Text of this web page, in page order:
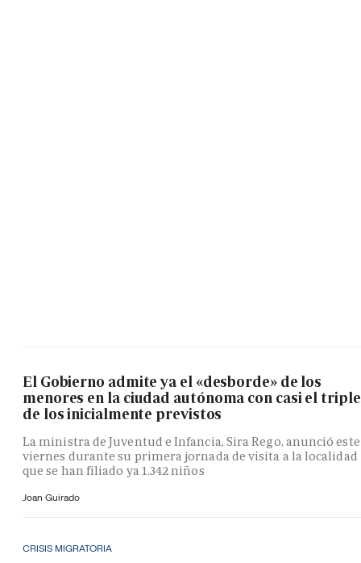
El Gobierno admite ya el «desborde» de los
menores en la ciudad autónoma con casi el triple
de los inicialmente previstos
La ministra de Juventud e Infancia, Sira Rego, anunció este
viernes durante su primera jornada de visita a la localidad
que se han filiado ya 1.342 niños
Joan Guirado
CRISIS MIGRATORIA